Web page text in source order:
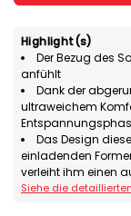
Highlight(s)
Der Bezug des
anfühlt
Dank der
ultraweichem
Das Design
einladenden
verleiht ihm einen
Siehe die